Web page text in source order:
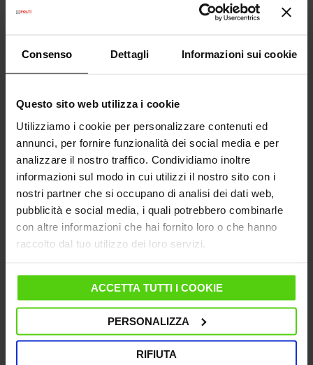
Consenso Dettagli Informazioni sui cookie
Questo sito web utilizza i cookie
Utilizziamo i cookie per personalizzare contenuti ed
annunci, per fornire funzionalità dei social media e per
analizzare il nostro traffico. Condividiamo inoltre
informazioni sul modo in cui utilizzi il nostro sito con i
nostri partner che si occupano di analisi dei dati web,
pubblicità e social media, i quali potrebbero combinarle
con altre informazioni che hai fornito loro o che hanno
raccolto dal tuo utilizzo dei loro servizi.
ACCETTA TUTTI I COOKIE
PERSONALIZZA
RIFIUTA
Davvero una nuova proposta che ha generato tanto